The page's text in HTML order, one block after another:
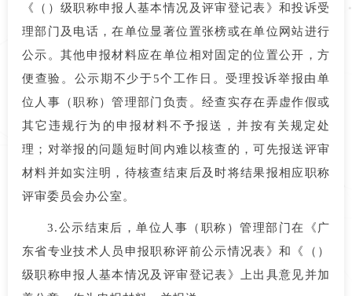
《（）级职称申报人基本情况及评审登记表》和投诉受
理部门及电话，在单位显著位置张榜或在单位网站进行
公示。其他申报材料应在单位相对固定的位置公开，方
便查验。公示期不少于5个工作日。受理投诉举报由单
位人事（职称）管理部门负责。经查实存在弄虚作假或
其它违规行为的申报材料不予报送，并按有关规定处
理；对举报的问题短时间内难以核查的，可先报送评审
材料并如实注明，待核查结束后及时将结果报相应职称
评审委员会办公室。
3.公示结束后，单位人事（职称）管理部门在《广
东省专业技术人员申报职称评前公示情况表》和《（）
级职称申报人基本情况及评审登记表》上出具意见并加